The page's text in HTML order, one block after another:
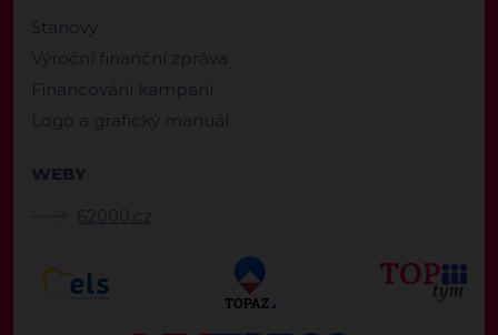
Stanovy
Výroční finanční zpráva
Financování kampaní
Logo a grafický manuál
WEBY
62000.cz